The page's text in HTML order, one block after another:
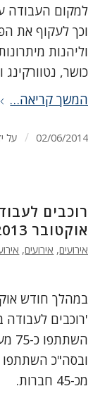
למקום העבודה
וכך לעקוף את
וליהנות
כושר,
המשך קריאה…
02/06/2014
/ על
רוכבים
אוקטובר 2013
אירועים, אירועים,
'רוכבים
מכ-45 חברות.